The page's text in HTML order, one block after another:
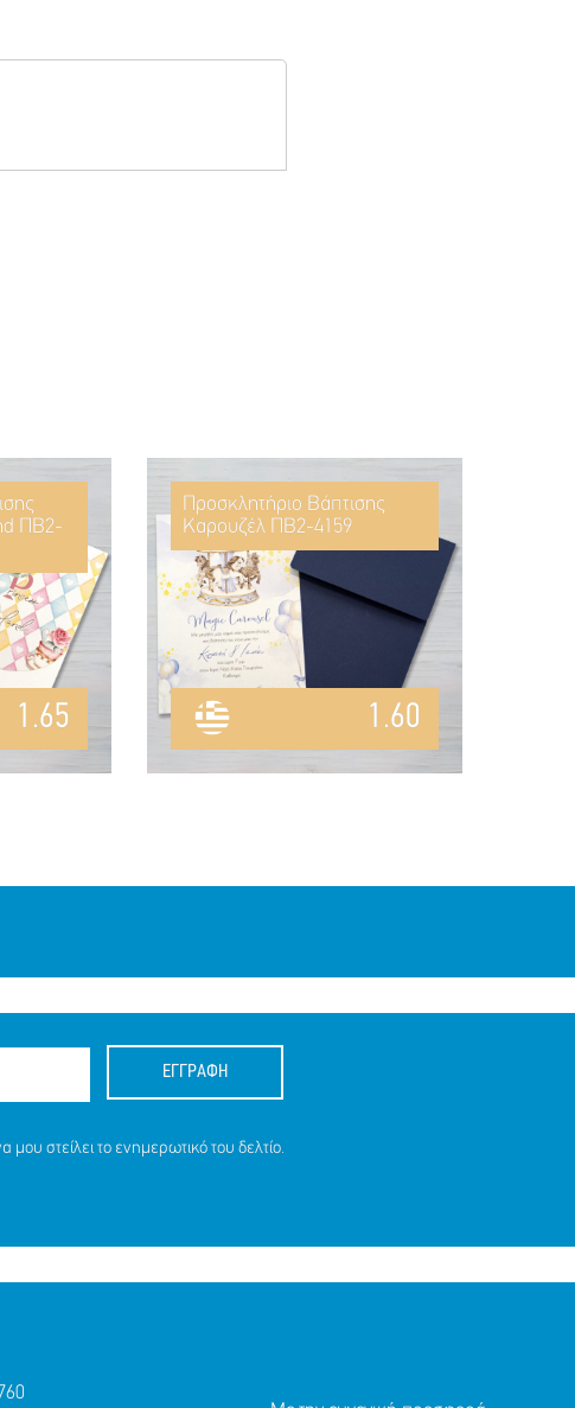
ΠΒ2-
1.65
Προσκλητήριο Βάπτισης
Καρουζέλ ΠΒ2-4159
1.60
ΕΓΓΡΑΦΗ
στείλει το ενημερωτικό του δελτίο.